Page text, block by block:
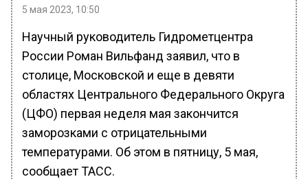
5 мая 2023, 10:50
Научный руководитель Гидрометцентра
России Роман Вильфанд заявил, что в
столице, Московской и еще в девяти
областях Центрального Федерального Округа
(ЦФО) первая неделя мая закончится
заморозками с отрицательными
температурами. Об этом в пятницу, 5 мая,
сообщает ТАСС.